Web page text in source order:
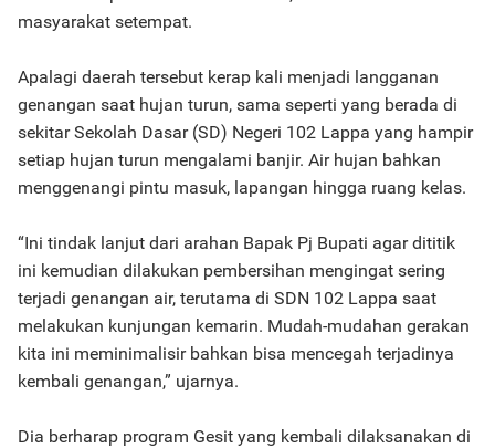
masyarakat setempat.
Apalagi daerah tersebut kerap kali menjadi langganan
genangan saat hujan turun, sama seperti yang berada di
sekitar Sekolah Dasar (SD) Negeri 102 Lappa yang hampir
setiap hujan turun mengalami banjir. Air hujan bahkan
menggenangi pintu masuk, lapangan hingga ruang kelas.
“Ini tindak lanjut dari arahan Bapak Pj Bupati agar dititik
ini kemudian dilakukan pembersihan mengingat sering
terjadi genangan air, terutama di SDN 102 Lappa saat
melakukan kunjungan kemarin. Mudah-mudahan gerakan
kita ini meminimalisir bahkan bisa mencegah terjadinya
kembali genangan,” ujarnya.
Dia berharap program Gesit yang kembali dilaksanakan di